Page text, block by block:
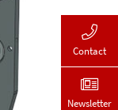
Contact
Newsletter